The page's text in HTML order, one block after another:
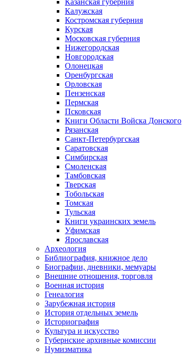
Казанская губерния
Калужская
Костромская губерния
Курская
Московская губерния
Нижегородская
Новгородская
Олонецкая
Оренбургская
Орловская
Пензенская
Пермская
Псковская
Книги Области Войска Донского
Рязанская
Санкт-Петербургская
Саратовская
Симбирская
Смоленская
Тамбовская
Тверская
Тобольская
Томская
Тульская
Книги украинских земель
Уфимская
Ярославская
Археология
Библиография, книжное дело
Биографии, дневники, мемуары
Внешние отношения, торговля
Военная история
Генеалогия
Зарубежная история
История отдельных земель
Историография
Культура и искусство
Губернские архивные комиссии
Нумизматика